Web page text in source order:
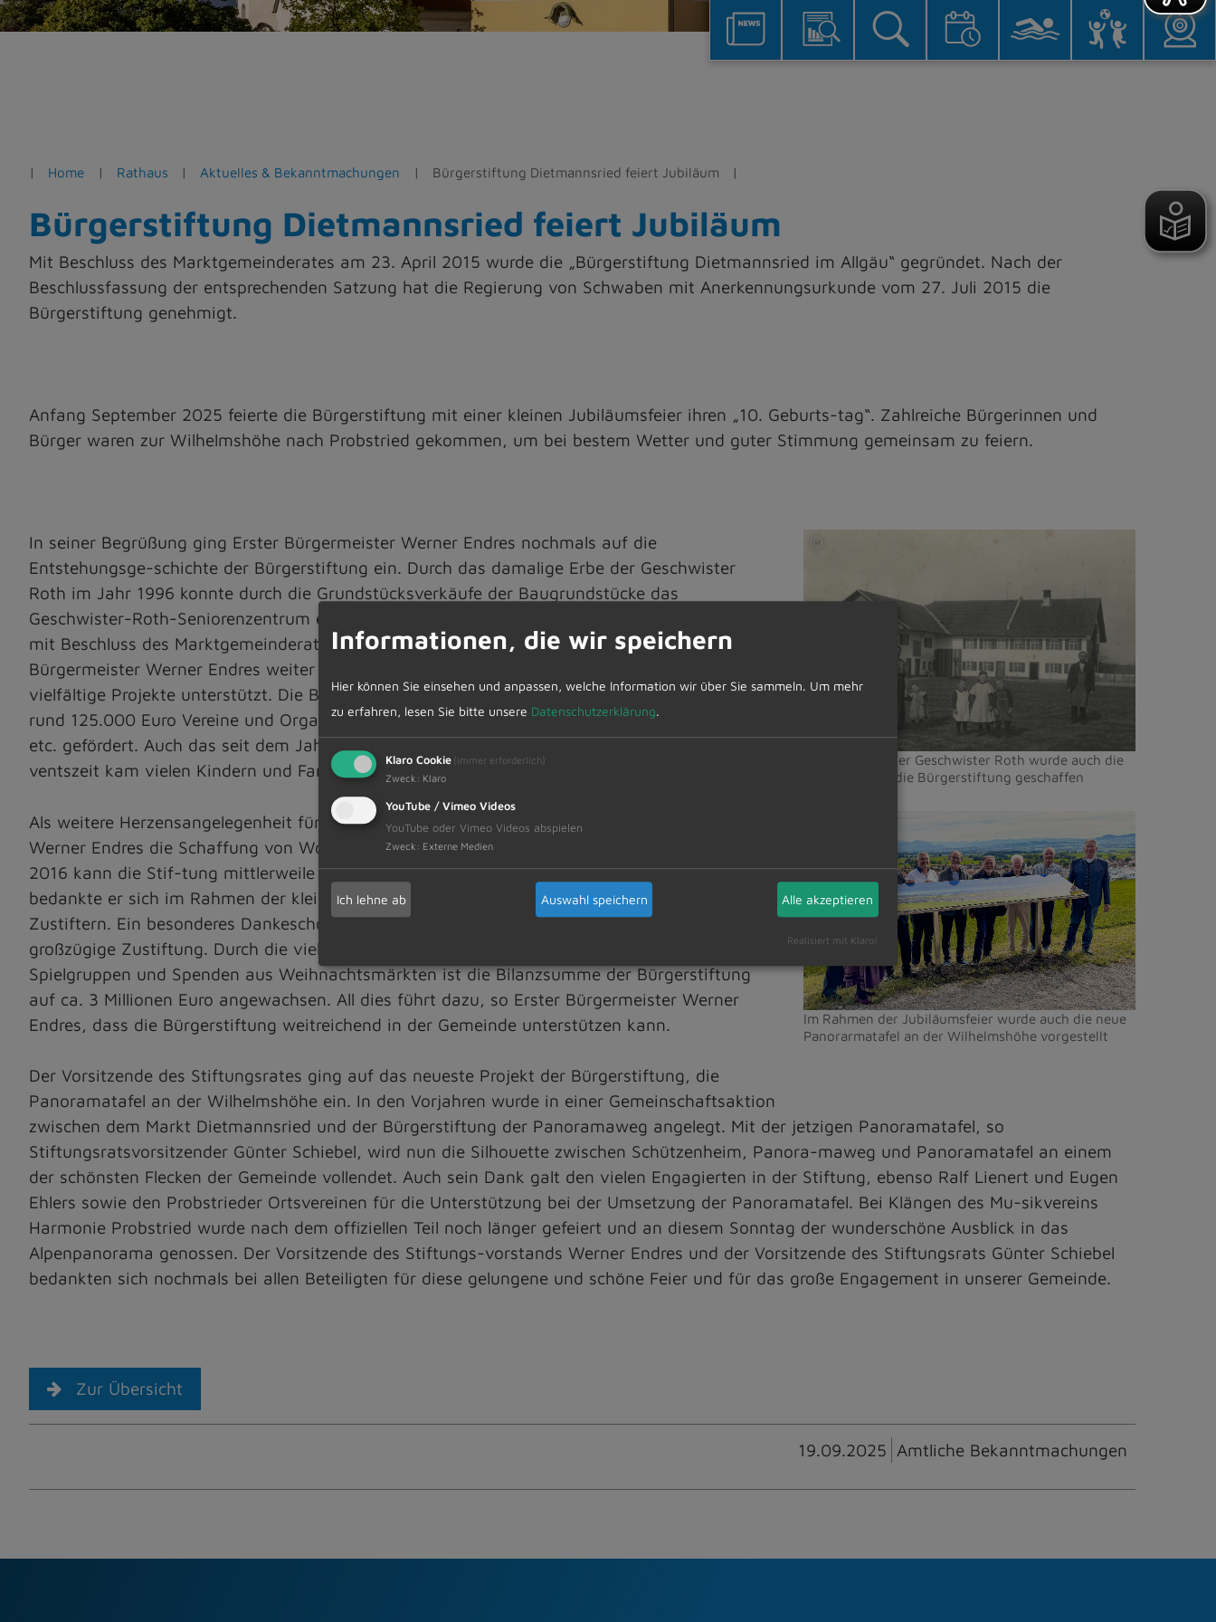
e
n
Home Rathaus Aktuelles & Bekanntmachungen Bürgerstiftung Dietmannsried feiert Jubiläum
Bürgerstiftung Dietmannsried feiert Jubiläum
Mit Beschluss des Marktgemeinderates am 23. April 2015 wurde die „Bürgerstiftung Dietmannsried im Allgäu“ gegründet. Nach der
Beschlussfassung der entsprechenden Satzung hat die Regierung von Schwaben mit Anerkennungsurkunde vom 27. Juli 2015 die
Bürgerstiftung genehmigt.
Anfang September 2025 feierte die Bürgerstiftung mit einer kleinen Jubiläumsfeier ihren „10. Geburts-tag“. Zahlreiche Bürgerinnen und
Bürger waren zur Wilhelmshöhe nach Probstried gekommen, um bei bestem Wetter und guter Stimmung gemeinsam zu feiern.
Mit dem Erbe der Geschwister Roth wurde auch die
Grundlage für die Bürgerstiftung geschaffen
©
Dietmannsried
Im Rahmen der Jubiläumsfeier wurde auch die neue
Panorarmatafel an der Wilhelmshöhe vorgestellt
Dietmannsried
In seiner Begrüßung ging Erster Bürgermeister Werner Endres nochmals auf die
Entstehungsge-schichte der Bürgerstiftung ein. Durch das damalige Erbe der Geschwister
Roth im Jahr 1996 konnte durch die Grundstücksverkäufe der Baugrundstücke das
Geschwister-Roth-Seniorenzentrum errichtet werden. Das noch vorhandene Restkapital wurde
mit Beschluss des Marktgemeinderates in die Bür-gerstiftung eingebracht. Wie Erster
Bürgermeister Werner Endres weiter berichtete, wurden in den vergangenen zehn Jahren
vielfältige Projekte unterstützt. Die Bürgerstiftung Dietmannsried im Allgäu hat mit gesamt
rund 125.000 Euro Vereine und Organisationen, Kirchen, Schulen und Bildungseinrich-tungen
etc. gefördert. Auch das seit dem Jahre 2020 durchgeführte Projekt „Wunschbaum“ in der Ad-
ventszeit kam vielen Kindern und Familien zugute.
Als weitere Herzensangelegenheit für die Bürgerstiftung bezeichnete Erster Bürgermeister
Werner Endres die Schaffung von Wohnraum. Nach Bau der ersten Wohnanlage im Jahre
2016 kann die Stif-tung mittlerweile auf 20 Wohnungen im Eigentum blicken. Besonders
bedankte er sich im Rahmen der kleinen Festansprache bei den vielen Spendern und
Zustiftern. Ein besonderes Dankeschön ging an das Ehepaar Helga und Georg Seitz für die
großzügige Zustiftung. Durch die vielfältigen Unterstützungen der Firmen, Vereine,
Spielgruppen und Spenden aus Weihnachtsmärkten ist die Bilanzsumme der Bürgerstiftung
auf ca. 3 Millionen Euro angewachsen. All dies führt dazu, so Erster Bürgermeister Werner
Endres, dass die Bürgerstiftung weitreichend in der Gemeinde unterstützen kann.
Der Vorsitzende des Stiftungsrates ging auf das neueste Projekt der Bürgerstiftung, die
Panoramatafel an der Wilhelmshöhe ein. In den Vorjahren wurde in einer Gemeinschaftsaktion
zwischen dem Markt Dietmannsried und der Bürgerstiftung der Panoramaweg angelegt. Mit der jetzigen Panoramatafel, so
Stiftungsratsvorsitzender Günter Schiebel, wird nun die Silhouette zwischen Schützenheim, Panora-maweg und Panoramatafel an einem
der schönsten Flecken der Gemeinde vollendet. Auch sein Dank galt den vielen Engagierten in der Stiftung, ebenso Ralf Lienert und Eugen
Ehlers sowie den Probstrieder Ortsvereinen für die Unterstützung bei der Umsetzung der Panoramatafel. Bei Klängen des Mu-sikvereins
Harmonie Probstried wurde nach dem offiziellen Teil noch länger gefeiert und an diesem Sonntag der wunderschöne Ausblick in das
Alpenpanorama genossen. Der Vorsitzende des Stiftungs-vorstands Werner Endres und der Vorsitzende des Stiftungsrats Günter Schiebel
bedankten sich nochmals bei allen Beteiligten für diese gelungene und schöne Feier und für das große Engagement in unserer Gemeinde.
Zur Übersicht
19.09.2025 Amtliche Bekanntmachungen
Informationen, die wir speichern
Hier können Sie einsehen und anpassen, welche Information wir über Sie sammeln. Um mehr
zu erfahren, lesen Sie bitte unsere Datenschutzerklärung.
Klaro Cookie (immer erforderlich)
Zweck : Klaro
YouTube / Vimeo Videos
YouTube oder Vimeo Videos abspielen
Zweck : Externe Medien
Ich lehne ab Auswahl speichern Alle akzeptieren
Realisiert mit Klaro!